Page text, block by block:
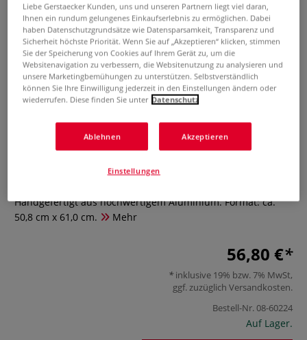
Speedball® Aluminium
Siebdruckrahmen 43T
0 Bewertungen
Der Speedball® Aluminium Siebdruckrahmen 43T
Handgefertigt aus hochwertigem Aluminium. Format: ca.
50,8 cm x 61,0 cm.
Mehr
56,80 €
inklusive 19% bzw. 7% MwSt,
ggf. zuzüglich Versandkosten.
Bestell-Nr.08-60224
Auf Lager.
Liebe Gerstaecker Kunden, uns und unseren Partnern liegt viel daran,
Ihnen ein rundum gelungenes Einkaufserlebnis zu ermöglichen. Dabei
haben Datenschutzgrundsätze wie Datensparsamkeit, Transparenz und
Sicherheit höchste Priorität. Wenn Sie auf „Akzeptieren“ klicken, stimmen
Sie der Speicherung von Cookies auf Ihrem Gerät zu, um die
Websitenavigation zu verbessern, die Websitenutzung zu analysieren und
unsere Marketingbemühungen zu unterstützen. Selbstverständlich
können Sie Ihre Einwilligung jederzeit in den Einstellungen ändern oder
wiederrufen. Diese finden Sie unter Datenschutz
Ablehnen Akzeptieren
Einstellungen